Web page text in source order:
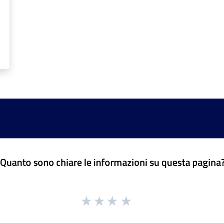
Quanto sono chiare le informazioni su questa